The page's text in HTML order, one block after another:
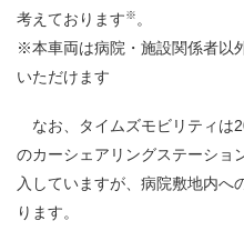
考えております※ 。
※本車両は病院・施設関係者以
いただけます
なお、タイムズモビリティは
のカーシェアリングステーショ
入していますが、病院敷地内へ
ります。